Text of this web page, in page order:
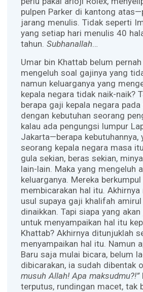
pulpen Parker di kantong
jarang menulis. Tidak seperti
yang setiap hari menulis 40
tahun. Subhanallah…
Umar bin Khattab belum
mengeluh soal gajinya yang
namun keluarganya yang
kepala negara tidak naik-naik?
berapa gaji kepala negara
dengan kebutuhan seorang
kalau ada pengungsi lumpur
Jakarta—berapa
seorang kepala negara masa
gula sekian, beras sekian,
lain-lain. Maka yang mengeluh
keluarganya. Mereka
membicarakan hal itu.
usul supaya gaji khalifah amirul
dinaikkan. Tapi siapa yang
untuk menyampaikan hal itu
Khattab? Akhirnya ditunjuklah
menyampaikan hal itu. Namun
Baru saja mulai bicara, belum
dibicarakan, ia sudah dibentak
musuh Allah! Apa maksudmu?!”
terputus, rundingan macet, tak